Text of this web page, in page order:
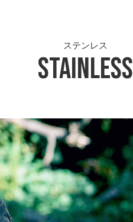
Stainless
ステンレス